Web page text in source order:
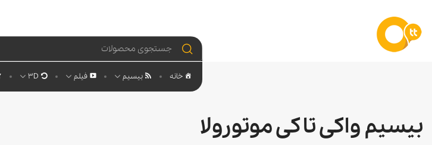
خانه بیسیم فیلم 3D
بیسیم واکی تاکی موتورولا